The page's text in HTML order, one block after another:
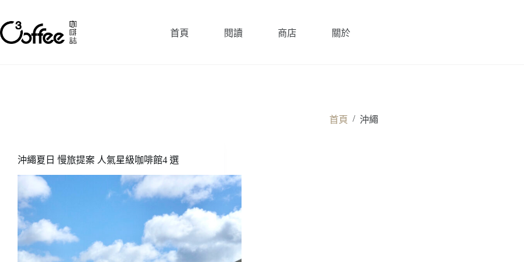
至
主
首頁 閱讀 商店 關於
首頁 / 沖繩
沖繩夏日 慢旅提案 人氣星級咖啡館4 選